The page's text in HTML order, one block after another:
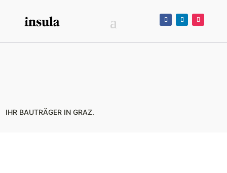
IHR BAUTRÄGER IN GRAZ.